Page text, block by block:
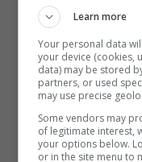
noi, avrà una
persone che
conferma il
che abbia la
fare bene”.
Learn more
Your personal data
your device (cookies,
data) may be stored
partners, or used
may use precise
Some vendors may
of legitimate interest,
your options below.
or in the site menu to